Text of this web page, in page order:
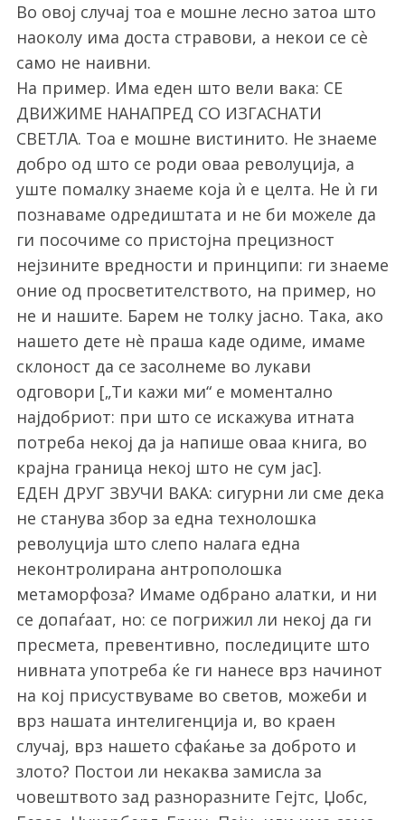
Во овој случај тоа е мошне лесно затоа што
наоколу има доста стравови, а некои се сè
само не наивни.
На пример. Има еден што вели вака: СЕ
ДВИЖИМЕ НАНАПРЕД СО ИЗГАСНАТИ
СВЕТЛА. Тоа е мошне вистинито. Не знаеме
добро од што се роди оваа револуција, а
уште помалку знаеме која ѝ е целта. Не ѝ ги
познаваме одредиштата и не би можеле да
ги посочиме со пристојна прецизност
нејзините вредности и принципи: ги знаеме
оние од просветителството, на пример, но
не и нашите. Барем не толку јасно. Така, ако
нашето дете нè праша каде одиме, имаме
склоност да се засолнеме во лукави
одговори [„Ти кажи ми“ е моментално
најдобриот: при што се искажува итната
потреба некој да ја напише оваа книга, во
крајна граница некој што не сум јас].
ЕДЕН ДРУГ ЗВУЧИ ВАКА: сигурни ли сме дека
не станува збор за една технолошка
револуција што слепо налага една
неконтролирана антрополошка
метаморфоза? Имаме одбрано алатки, и ни
се допаѓаат, но: се погрижил ли некој да ги
пресмета, превентивно, последиците што
нивната употреба ќе ги нанесе врз начинот
на кој присуствуваме во светов, можеби и
врз нашата интелигенција и, во краен
случај, врз нашето сфаќање за доброто и
злото? Постои ли некаква замисла за
човештвото зад разноразните Гејтс, Џобс,